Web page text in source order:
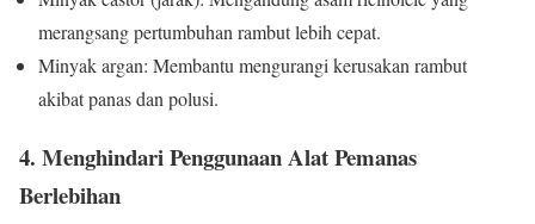
merangsang pertumbuhan rambut lebih cepat.
Minyak argan: Membantu mengurangi kerusakan rambut
akibat panas dan polusi.
4. Menghindari Penggunaan Alat Pemanas
Berlebihan